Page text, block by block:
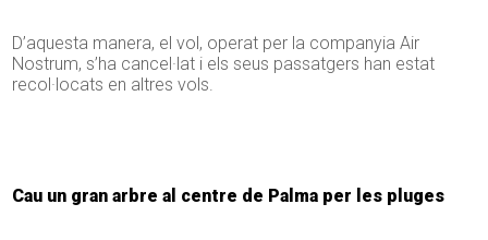
D’aquesta manera, el vol, operat per la companyia Air
Nostrum, s’ha cancel·lat i els seus passatgers han estat
recol·locats en altres vols.
Cau un gran arbre al centre de Palma per les pluges